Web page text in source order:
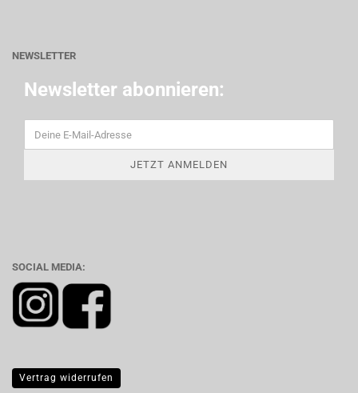
NEWSLETTER
Newsletter abonnieren:
SOCIAL MEDIA:
Vertrag widerrufen